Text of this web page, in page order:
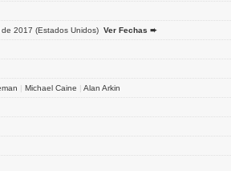
2017 (Estados Unidos) Ver Fechas ➨
| Michael Caine | Alan Arkin